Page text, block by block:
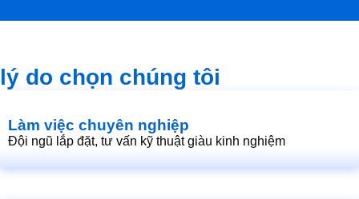
lý do chọn chúng tôi
Làm việc chuyên nghiệp
Đội ngũ lắp đặt, tư vấn kỹ thuật giàu kinh nghiệm